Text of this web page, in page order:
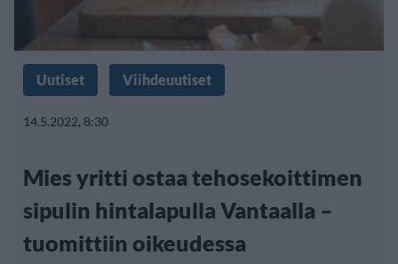
Uutiset Viihdeuutiset
14.5.2022, 8:30
Mies yritti ostaa tehosekoittimen
sipulin hintalapulla Vantaalla –
tuomittiin oikeudessa